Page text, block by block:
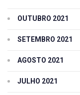
OUTUBRO 2021
SETEMBRO 2021
AGOSTO 2021
JULHO 2021